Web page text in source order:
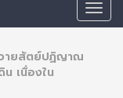
ายสัตย์ปฏิญาณ
เนื่องใน